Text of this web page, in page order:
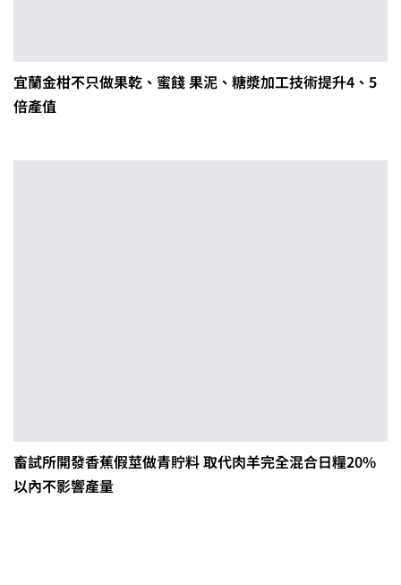
宜蘭金柑不只做果乾、蜜餞 果泥、糖漿加工技術提升4、5
倍產值
畜試所開發香蕉假莖做青貯料 取代肉羊完全混合日糧20%
以內不影響產量